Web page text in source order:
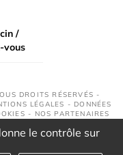
/
vous
DROITS RÉSERVÉS -
LÉGALES - DONNÉES
- NOS PARTENAIRES
le contrôle sur